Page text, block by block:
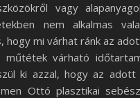
vagy
nem alkalmas
hogy mi várhat ránk az
műtétek várható
ki azzal, hogy az adott
Ottó plasztikai